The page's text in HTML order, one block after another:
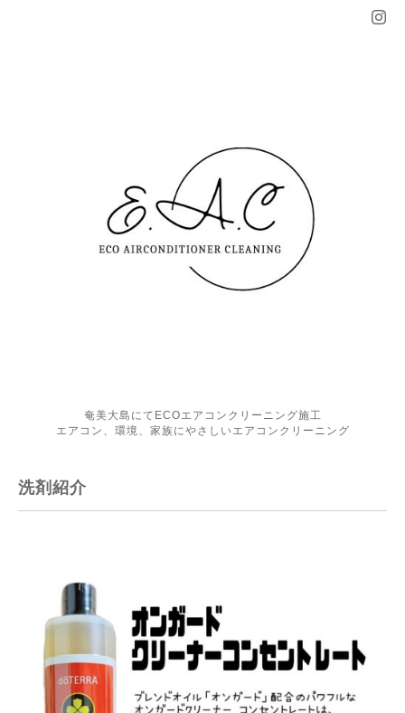
奄美大島にてECOエアコンクリーニング施工
エアコン、環境、家族にやさしいエアコンクリーニング
洗剤紹介